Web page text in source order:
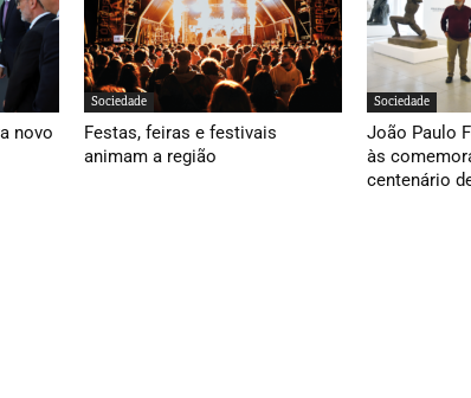
novo
Sociedade
Festas, feiras e festivais
animam a região
Sociedade
João Paulo
às
centenário